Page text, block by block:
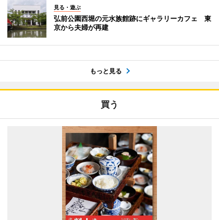
見る・遊ぶ
弘前公園西堀の元水族館跡にギャラリーカフェ 東
京から夫婦が再建
もっと見る
買う